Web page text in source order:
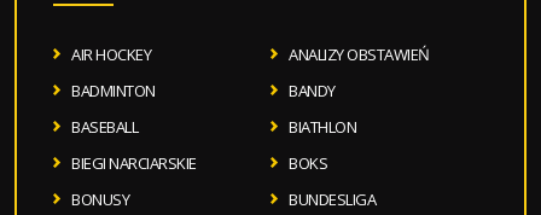
AIR HOCKEY
ANALIZY OBSTAWIEŃ
BADMINTON
BANDY
BASEBALL
BIATHLON
BIEGI NARCIARSKIE
BOKS
BONUSY
BUNDESLIGA